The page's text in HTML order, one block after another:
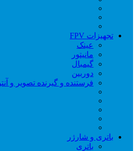
تجهیزات FPV
عینک
مانیتور
گیمبال
دوربین
فرستنده و گیرنده تصویر و
باتری و شارژر
باتری